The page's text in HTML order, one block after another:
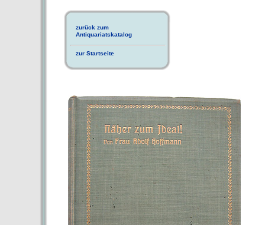
zurück zum
Antiquariatskatalog
zur Startseite